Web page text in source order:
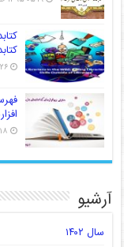
آرشیو
سال ۱۴۰۲